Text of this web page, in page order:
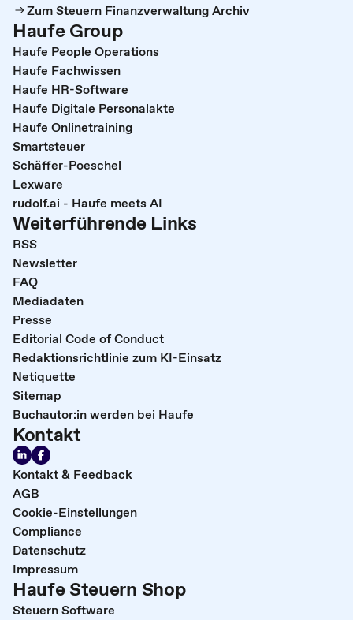
Zum Steuern Finanzverwaltung Archiv
Haufe Group
Haufe People Operations
Haufe Fachwissen
Haufe HR-Software
Haufe Digitale Personalakte
Haufe Onlinetraining
Smartsteuer
Schäffer-Poeschel
Lexware
rudolf.ai - Haufe meets AI
Weiterführende Links
RSS
Newsletter
FAQ
Mediadaten
Presse
Editorial Code of Conduct
Redaktionsrichtlinie zum KI-Einsatz
Netiquette
Sitemap
Buchautor:in werden bei Haufe
Kontakt
Kontakt & Feedback
AGB
Cookie-Einstellungen
Compliance
Datenschutz
Impressum
Haufe Steuern Shop
Steuern Software